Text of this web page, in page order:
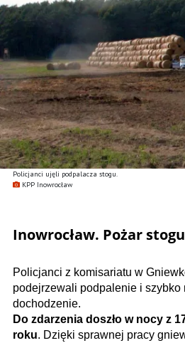
Policjanci ujęli podpalacza stogu.
KPP Inowrocław
Inowrocław. Pożar stogu
Policjanci z komisariatu w
podejrzewali podpalenie i szybko
dochodzenie.
Do zdarzenia doszło w nocy z
roku. Dzięki sprawnej pracy